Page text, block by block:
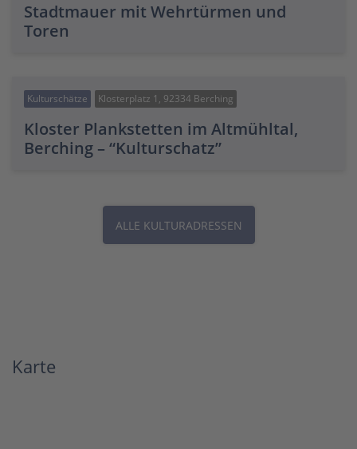
Stadtmauer mit Wehrtürmen und
Toren
Kulturschätze Klosterplatz 1, 92334 Berching
Kloster Plankstetten im Altmühltal,
Berching – “Kulturschatz”
ALLE KULTURADRESSEN
Karte